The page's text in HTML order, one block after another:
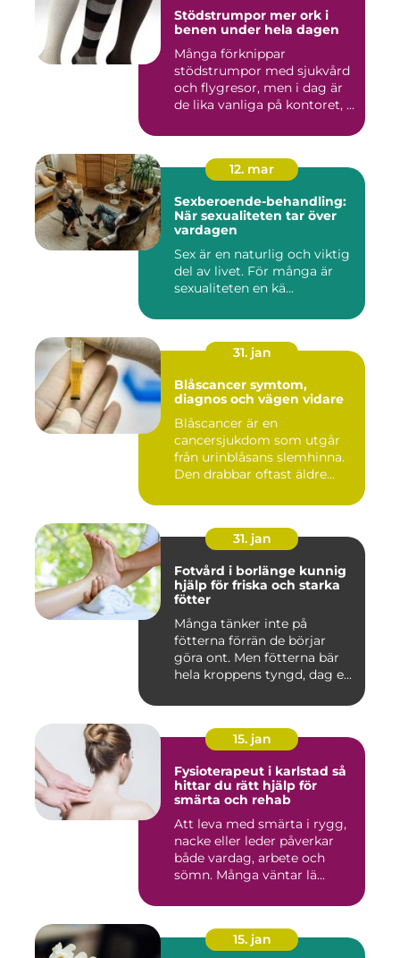
Stödstrumpor mer ork i
benen under hela dagen
Många förknippar
stödstrumpor med sjukvård
och flygresor, men i dag är
de lika vanliga på kontoret, ...
12. mar
Sexberoende-behandling:
När sexualiteten tar över
vardagen
Sex är en naturlig och viktig
del av livet. För många är
sexualiteten en kä...
31. jan
Blåscancer symtom,
diagnos och vägen vidare
Blåscancer är en
cancersjukdom som utgår
från urinblåsans slemhinna.
Den drabbar oftast äldre
31. jan
Fotvård i borlänge kunnig
hjälp för friska och starka
fötter
Många tänker inte på
fötterna förrän de börjar
göra ont. Men fötterna bär
hela kroppens tyngd, dag e...
15. jan
Fysioterapeut i karlstad så
hittar du rätt hjälp för
smärta och rehab
Att leva med smärta i rygg,
nacke eller leder påverkar
både vardag, arbete och
sömn. Många väntar lä...
15. jan